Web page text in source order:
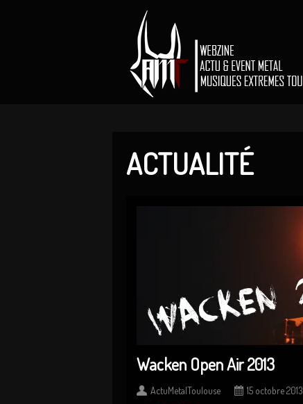
ACTUALITÉ
Wacken Open Air 2013
ActuMetalToulouse 15 octobre 2013